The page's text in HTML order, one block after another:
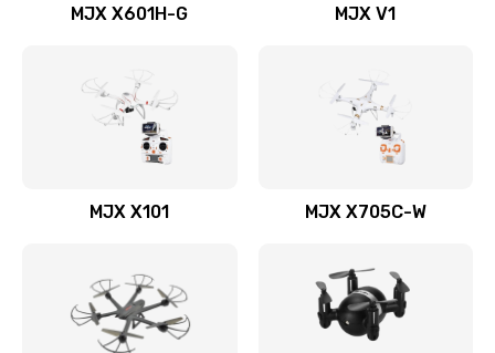
MJX X601H-G MJX V1
MJX X101 MJX X705C-W